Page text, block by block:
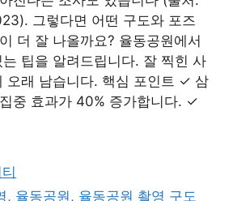
그렇다면 어떤 구도와 포즈
더 잘 나올까요? 율동공원에서
팁을 알려드립니다. 잘 찍힌 사
오래 남습니다. 핵심 포인트 ✓ 삼
중 효과가 40% 증가합니다. ✓
, 율동공원, 율동공원 촬영 구도